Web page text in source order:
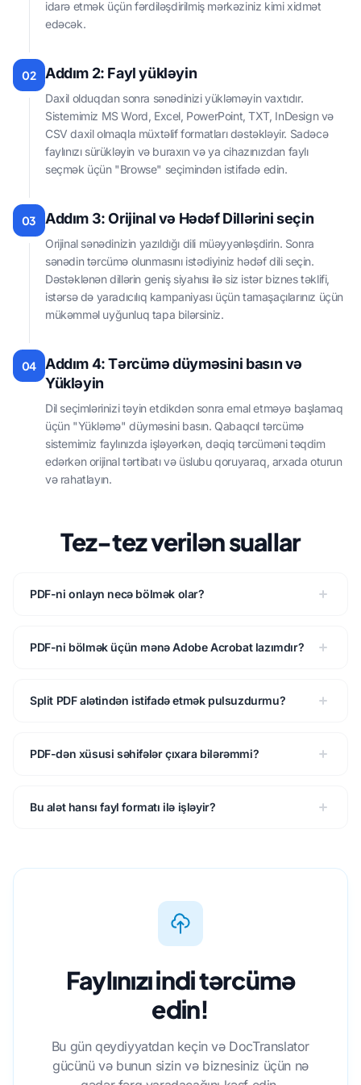
idarə etmək üçün fərdiləşdirilmiş mərkəziniz kimi xidmət
edəcək.
02 Addım 2: Fayl yükləyin
Daxil olduqdan sonra sənədinizi yükləməyin vaxtıdır.
Sistemimiz MS Word, Excel, PowerPoint, TXT, InDesign və
CSV daxil olmaqla müxtəlif formatları dəstəkləyir. Sadəcə
faylınızı sürükləyin və buraxın və ya cihazınızdan faylı
seçmək üçün "Browse" seçimindən istifadə edin.
03 Addım 3: Orijinal və Hədəf Dillərini seçin
Orijinal sənədinizin yazıldığı dili müəyyənləşdirin. Sonra
sənədin tərcümə olunmasını istədiyiniz hədəf dili seçin.
Dəstəklənən dillərin geniş siyahısı ilə siz istər biznes təklifi,
istərsə də yaradıcılıq kampaniyası üçün tamaşaçılarınız üçün
mükəmməl uyğunluq tapa bilərsiniz.
04
Addım 4: Tərcümə düyməsini basın və
Yükləyin
Dil seçimlərinizi təyin etdikdən sonra emal etməyə başlamaq
üçün "Yükləmə" düyməsini basın. Qabaqcıl tərcümə
sistemimiz faylınızda işləyərkən, dəqiq tərcüməni təqdim
edərkən orijinal tərtibatı və üslubu qoruyaraq, arxada oturun
və rahatlayın.
Tez-tez verilən suallar
PDF-ni onlayn necə bölmək olar?
PDF-ni bölmək üçün mənə Adobe Acrobat lazımdır?
Split PDF alətindən istifadə etmək pulsuzdurmu?
PDF-dən xüsusi səhifələr çıxara bilərəmmi?
Bu alət hansı fayl formatı ilə işləyir?
Faylınızı indi tərcümə
edin!
Bu gün qeydiyyatdan keçin və DocTranslator
gücünü və bunun sizin və biznesiniz üçün nə